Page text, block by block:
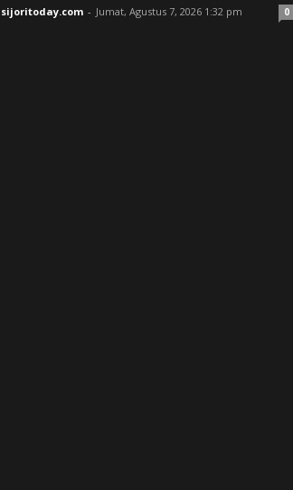
sijoritoday.com - Jumat, Agustus 7, 2026 1:32 pm 0